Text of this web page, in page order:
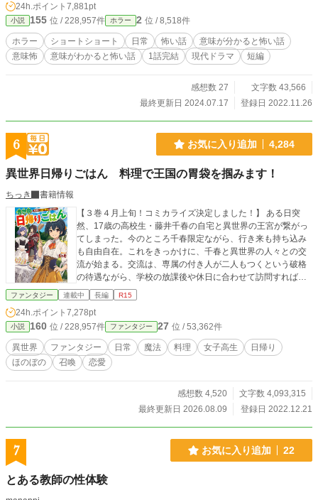
24h.ポイント 7,881pt
小説 155 位 / 228,957件 ホラー 2 位 / 8,518件
ホラー ショートショート 日常 怖い話
意味が分かると怖い話
意味怖
意味がわかると怖い話 1話完結 現代ドラマ 短編
感想数 27
文字数 43,566
最終更新日 2024.07.17
登録日 2022.11.26
6 お気に入り追加 4,284
異世界日帰りごはん 料理で王国の胃袋を掴みます！
ちっき
書籍情報
【３巻４月上旬！コミカライズ決定しました！】 ある日突
然、17歳の高校生・藤井千春の自宅と異世界の王宮が繋がっ
てしまった。今のところ千春限定ながら、行き来も持ち込み
も自由自在。これをきっかけに、千春と異世界の人々との交
流が始まる。交流は、専属の付き人が二人もつくという破格
の待遇ながら、学校の放課後や休日に合わせて訪問すれば…
ファンタジー 連載中 長編 R15
24h.ポイント 7,278pt
小説 160 位 / 228,957件 ファンタジー 27 位 / 53,362件
異世界 ファンタジー 日常 魔法 料理 女子高生
日帰り
ほのぼの
召喚 恋愛
感想数 4,520
文字数 4,093,315
最終更新日 2026.08.09
登録日 2022.12.21
7 お気に入り追加 22
とある教師の性体験